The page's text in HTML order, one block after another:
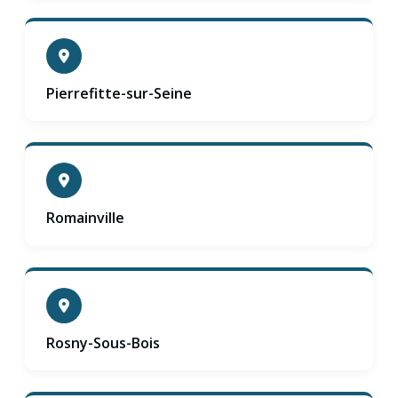
Pierrefitte-sur-Seine
Romainville
Rosny-Sous-Bois